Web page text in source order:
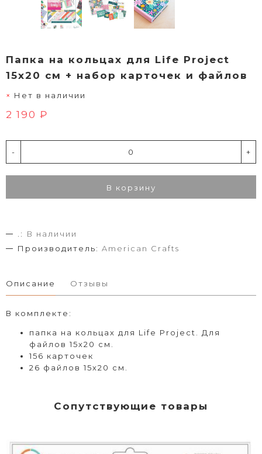
Папка на кольцах для Life Project
15x20 см + набор карточек и файлов
Нет в наличии
2 190 ₽
- +
В корзину
.:
В наличии
Производитель: American Crafts
Описание Отзывы
В комплекте:
папка на кольцах для Life Project. Для
файлов 15х20 см.
156 карточек
26 файлов 15х20 см.
Сопутствующие товары